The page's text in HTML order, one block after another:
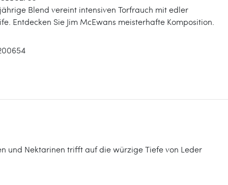
Blend vereint intensiven Torfrauch mit edler
Entdecken Sie Jim McEwans meisterhafte Komposition.
und Nektarinen trifft auf die würzige Tiefe von Leder